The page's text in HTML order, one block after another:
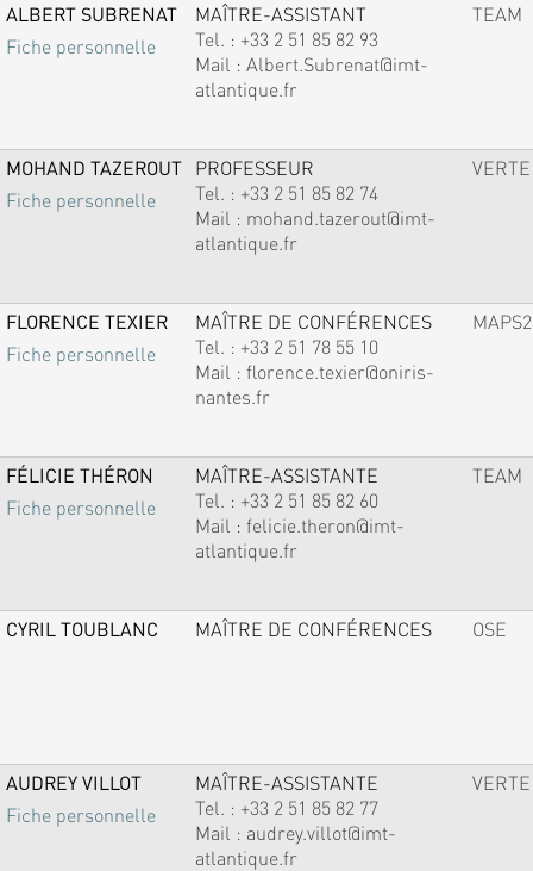
ALBERT SUBRENAT
Fiche personnelle
MAÎTRE-ASSISTANT
Tel. : +33 2 51 85 82 93
Mail : Albert.Subrenat@imt-
atlantique.fr
TEAM
MOHAND TAZEROUT
Fiche personnelle
PROFESSEUR
Tel. : +33 2 51 85 82 74
Mail : mohand.tazerout@imt-
atlantique.fr
VERTE
FLORENCE TEXIER
Fiche personnelle
MAÎTRE DE CONFÉRENCES
Tel. : +33 2 51 78 55 10
Mail : florence.texier@oniris-
nantes.fr
MAPS2
FÉLICIE THÉRON
Fiche personnelle
MAÎTRE-ASSISTANTE
Tel. : +33 2 51 85 82 60
Mail : felicie.theron@imt-
atlantique.fr
TEAM
CYRIL TOUBLANC MAÎTRE DE CONFÉRENCES OSE
AUDREY VILLOT
Fiche personnelle
MAÎTRE-ASSISTANTE
Tel. : +33 2 51 85 82 77
Mail : audrey.villot@imt-
atlantique.fr
VERTE